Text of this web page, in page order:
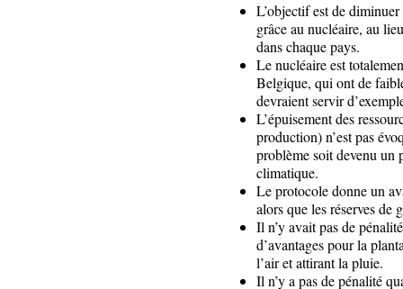
L’objectif est de
grâce au nucléaire, au
dans chaque pays.
Le nucléaire est
Belgique, qui ont de
devraient servir
L’épuisement des
production) n’est pas
problème soit devenu un
climatique.
Le protocole donne un
alors que les réserves de
Il n’y avait pas de
d’avantages pour la
l’air et attirant la pluie.
Il n’y a pas de pénalité